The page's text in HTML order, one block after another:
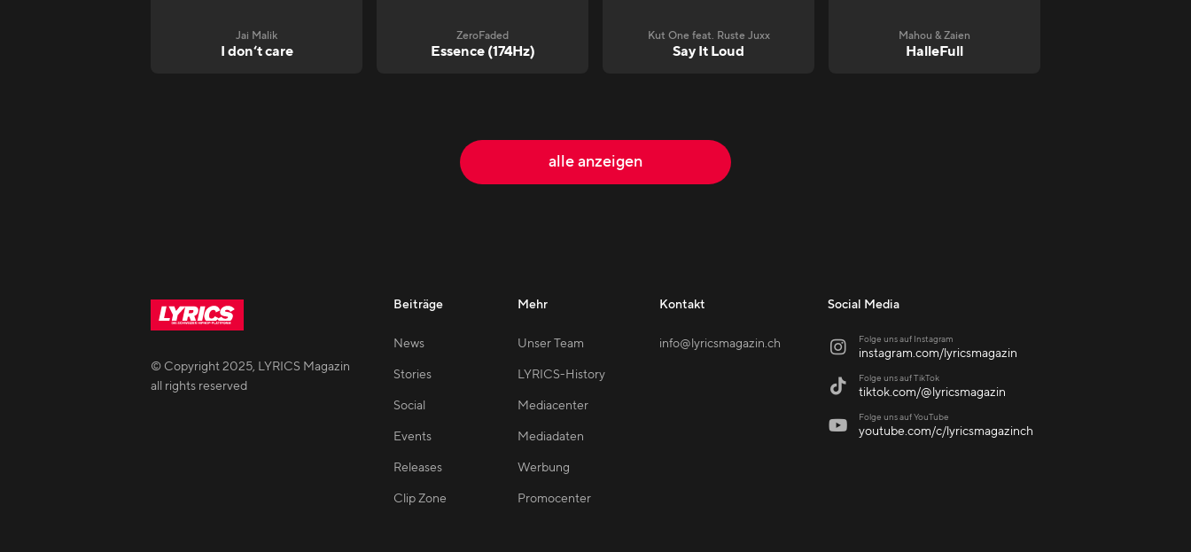
Jai Malik
I don‘t care
ZeroFaded
Essence (174Hz)
Kut One feat. Ruste Juxx
Say It Loud
Mahou & Zaien
HalleFull
alle anzeigen
© Copyright2025, LYRICS Magazin
all rights reserved
Beiträge
News
Stories
Social
Events
Releases
Clip Zone
Mehr
Unser Team
LYRICS-History
Mediacenter
Mediadaten
Werbung
Promocenter
Kontakt
info@lyricsmagazin.ch
Social Media
 Folge uns auf Instagram
instagram.com/lyricsmagazin
 Folge uns auf TikTok
tiktok.com/@lyricsmagazin
 Folge uns auf YouTube
youtube.com/c/lyricsmagazinch